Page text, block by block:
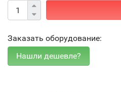
Заказать оборудование: